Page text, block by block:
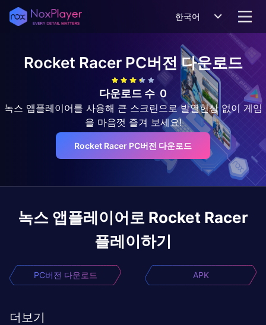
한국어
Rocket RacerPC버전 다운로드
다운로드 수 0
녹스 앱플레이어를 사용해 큰 스크린으로 발열현상 없이 게임
을 마음껏 즐겨 보세요!
Rocket Racer PC버전 다운로드
녹스 앱플레이어로 Rocket Racer
플레이하기
PC버전 다운로드 APK
더보기